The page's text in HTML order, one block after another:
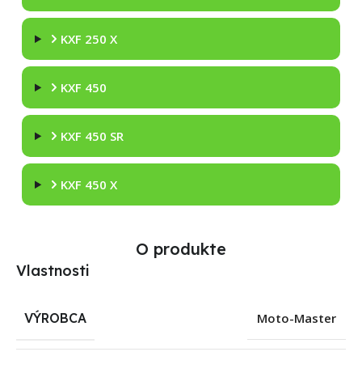
KXF 250 X
KXF 450
KXF 450 SR
KXF 450 X
O produkte
Vlastnosti
VÝROBCA Moto-Master